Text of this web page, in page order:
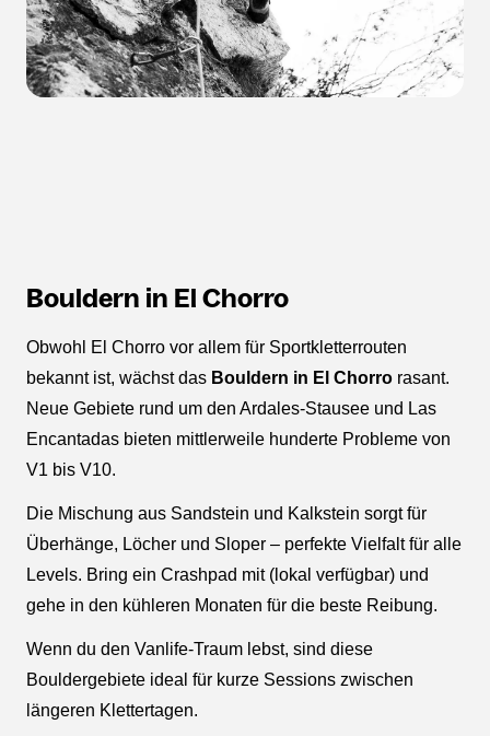
Bouldern in El Chorro
Obwohl El Chorro vor allem für Sportkletterrouten
bekannt ist, wächst das Bouldern in El Chorro rasant.
Neue Gebiete rund um den Ardales-Stausee und Las
Encantadas bieten mittlerweile hunderte Probleme von
V1 bis V10.
Die Mischung aus Sandstein und Kalkstein sorgt für
Überhänge, Löcher und Sloper – perfekte Vielfalt für alle
Levels. Bring ein Crashpad mit (lokal verfügbar) und
gehe in den kühleren Monaten für die beste Reibung.
Wenn du den Vanlife-Traum lebst, sind diese
Bouldergebiete ideal für kurze Sessions zwischen
längeren Klettertagen.